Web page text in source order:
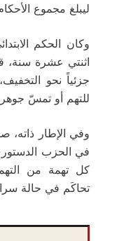
ليبلغ مجموع
وكان الحكم
اثنتي عشرة سنة،
جزئياً نحو
للتهم أو تمسّ جوهر
وفي الإطار
في الحزب
كل تهمة من
تحاكَم في حالة